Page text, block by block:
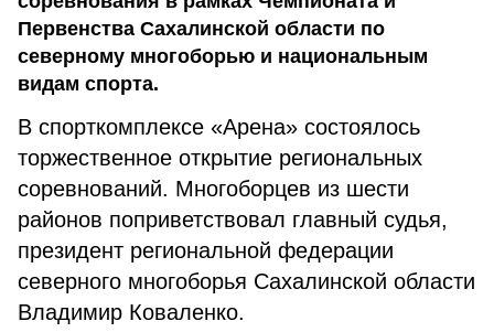
Первенства Сахалинской области по
северному многоборью и национальным
видам спорта.
В спорткомплексе «Арена» состоялось
торжественное открытие региональных
соревнований. Многоборцев из шести
районов поприветствовал главный судья,
президент региональной федерации
северного многоборья Сахалинской области
Владимир Коваленко.